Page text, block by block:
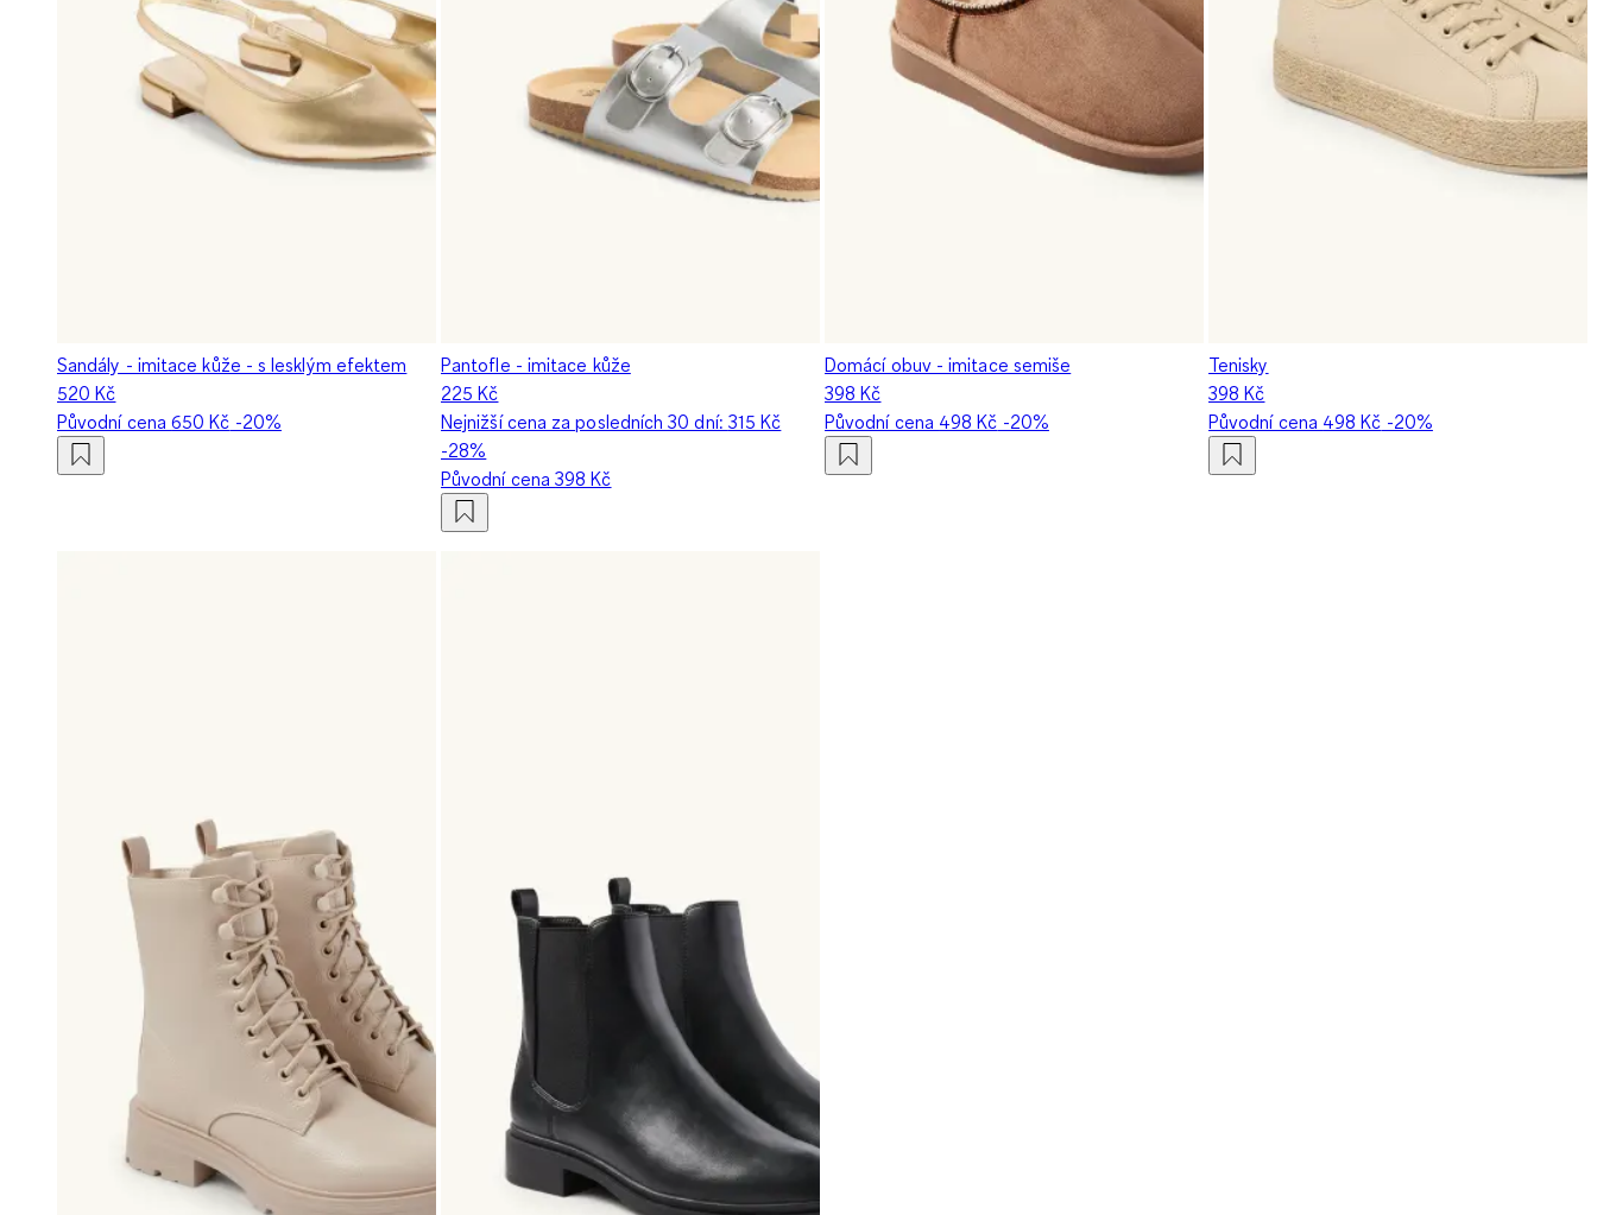
Sandály - imitace kůže - s lesklým efektem
520 Kč
Původní cena650 Kč -20%
Pantofle - imitace kůže
225 Kč
Nejnižší cena za posledních 30 dní: 315 Kč
-28%
Původní cena398 Kč
Domácí obuv - imitace semiše
398 Kč
Původní cena 498 Kč -20%
Tenisky
398 Kč
Původní cena 498 Kč -20%